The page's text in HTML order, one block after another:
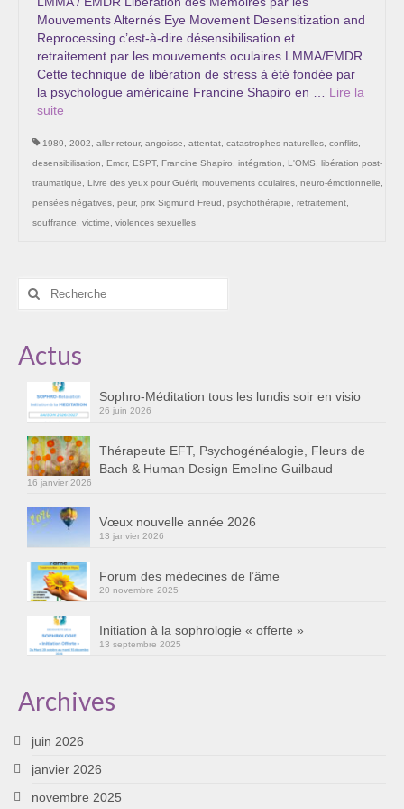
Mouvements Alternés Eye Movement Desensitization and
Reprocessing c’est-à-dire désensibilisation et
retraitement par les mouvements oculaires LMMA/EMDR
Cette technique de libération de stress à été fondée par
la psychologue américaine Francine Shapiro en … Lire la
suite­­
1989, 2002, aller-retour, angoisse, attentat, catastrophes naturelles, conflits,
desensibilisation, Emdr, ESPT, Francine Shapiro, intégration, L'OMS, libération post-
traumatique, Livre des yeux pour Guérir, mouvements oculaires, neuro-émotionnelle,
pensées négatives, peur, prix Sigmund Freud, psychothérapie, retraitement,
souffrance, victime, violences sexuelles
Rechercher
Actus
Sophro-Méditation tous les lundis soir en visio
26 juin 2026
Thérapeute EFT, Psychogénéalogie, Fleurs de
Bach & Human Design Emeline Guilbaud
16 janvier 2026
Vœux nouvelle année 2026
13 janvier 2026
Forum des médecines de l’âme
20 novembre 2025
Initiation à la sophrologie « offerte »
13 septembre 2025
Archives
juin 2026
janvier 2026
novembre 2025